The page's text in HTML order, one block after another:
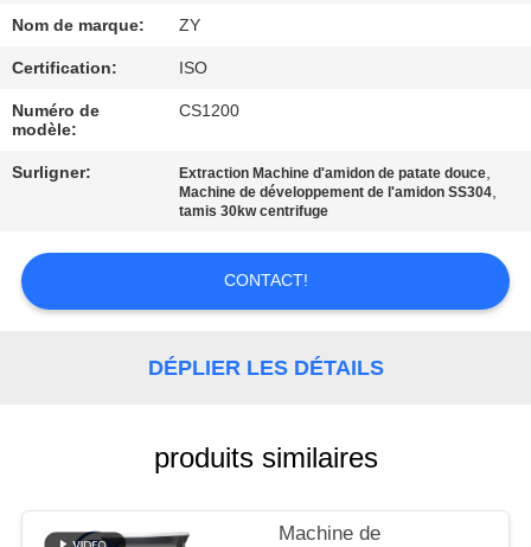
QUALITÉ
CONTACTEZ-
NOUS
NOUVELLES
DEMANDEZ
CITATION
SITE
Nom de marque: ZY
Certification: ISO
Numéro de
modèle:
CS1200
Surligner: Extraction Machine d'amidon de patate douce,
Machine de développement de l'amidon SS304,
tamis 30kw centrifuge
CONTACT!
DÉPLIER LES DÉTAILS
produits similaires
Machine de